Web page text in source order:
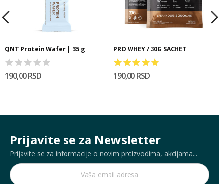
QNT Protein Wafer | 35 g
190,00 RSD
PRO WHEY / 30G SACHET
190,00 RSD
Prijavite se za Newsletter
Prijavite se za informacije o novim proizvodima, akcijama...